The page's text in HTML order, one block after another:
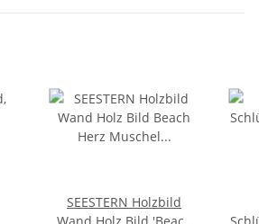
SEESTERN Holzbild